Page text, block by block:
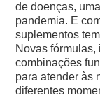
de doenças,
pandemia. E
suplementos
Novas
combinações
para atender às
diferentes